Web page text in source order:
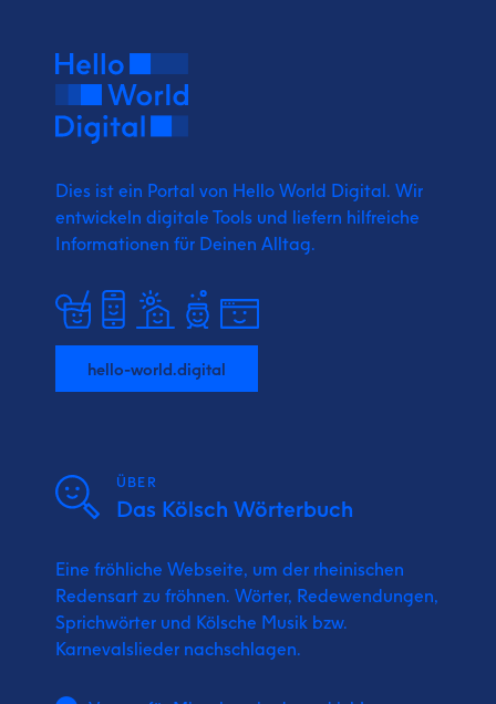
Dies ist ein Portal von Hello World Digital. Wir
entwickeln digitale Tools und liefern hilfreiche
Informationen für Deinen Alltag.
hello-world.digital
ÜBER
Das Kölsch Wörterbuch
Eine fröhliche Webseite, um der rheinischen
Redensart zu fröhnen. Wörter, Redewendungen,
Sprichwörter und Kölsche Musik bzw.
Karnevalslieder nachschlagen.